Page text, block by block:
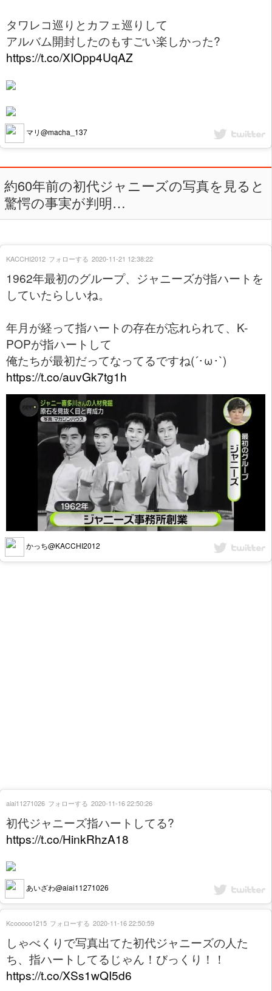
タワレコ巡りとカフェ巡りして
アルバム開封したのもすごい楽しかった?
https://t.co/XIOpp4UqAZ
マリ@macha_137
約60年前の初代ジャニーズの写真を見ると
驚愕の事実が判明…
1962年最初のグループ、ジャニーズが指ハートを
していたらしいね。
年月が経って指ハートの存在が忘れられて、K-
POPが指ハートして
俺たちが最初だってなってるですね(´･ω･`)
https://t.co/auvGk7tg1h
かっち@KACCHI2012
KACCHI2012 フォローする 2020-11-21 12:38:22
初代ジャニーズ指ハートしてる?
https://t.co/HinkRhzA18
あいざわ@aiai11271026
aiai11271026 フォローする 2020-11-16 22:50:26
しゃべくりで写真出てた初代ジャニーズの人た
ち、指ハートしてるじゃん！びっくり！！
https://t.co/XSs1wQI5d6
Kcooooo1215 フォローする 2020-11-16 22:50:59